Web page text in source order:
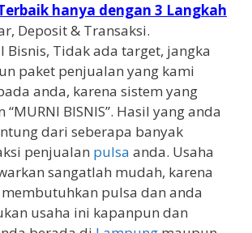
hanya dengan 3 Langkah
Deposit & Transaksi.
Bisnis, Tidak ada target, jangka
paket penjualan yang kami
anda, karena sistem yang
BISNIS”. Hasil yang anda
dari seberapa banyak
penjualan pulsa anda. Usaha
sangatlah mudah, karena
pulsa dan anda
usaha ini kapanpun dan